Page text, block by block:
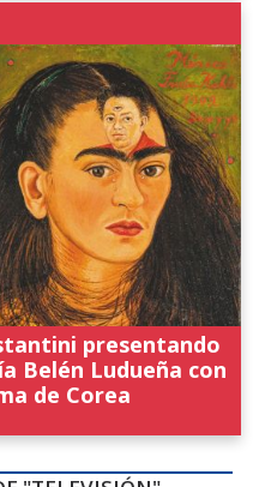
presentando
Belén Ludueña con
de Corea